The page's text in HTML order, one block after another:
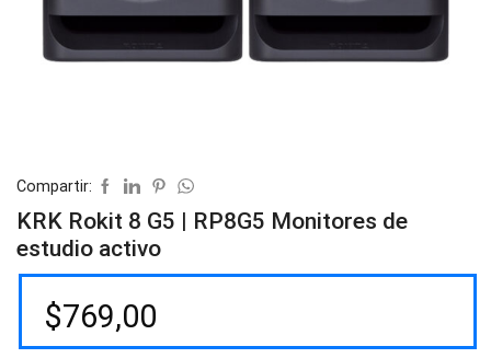
Compartir:
KRK Rokit 8 G5 | RP8G5 Monitores de
estudio activo
$769,00